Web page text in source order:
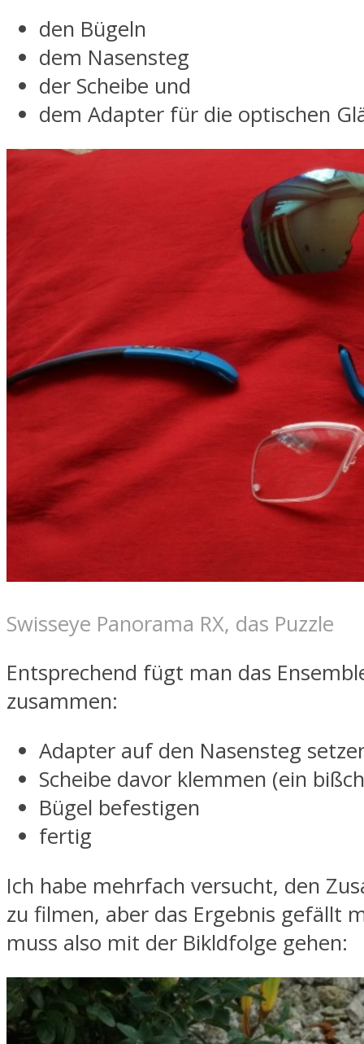
den Bügeln
dem Nasensteg
der Scheibe und
dem Adapter für die optischen
Swisseye Panorama RX, das Puzzle
Entsprechend fügt man das
zusammen:
Adapter auf den Nasensteg
Scheibe davor klemmen (ein
Bügel befestigen
fertig
Ich habe mehrfach versucht, den
zu filmen, aber das Ergebnis gefällt
muss also mit der Bikldfolge gehen: